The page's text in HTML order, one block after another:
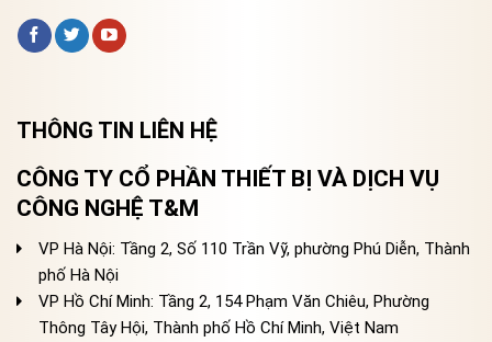
THÔNG TIN LIÊN HỆ
CÔNG TY CỔ PHẦN THIẾT BỊ VÀ DỊCH VỤ
CÔNG NGHỆ T&M
VP Hà Nội: Tầng 2, Số 110 Trần Vỹ, phường Phú Diễn, Thành
phố Hà Nội
VP Hồ Chí Minh: Tầng 2, 154 Phạm Văn Chiêu, Phường
Thông Tây Hội, Thành phố Hồ Chí Minh, Việt Nam